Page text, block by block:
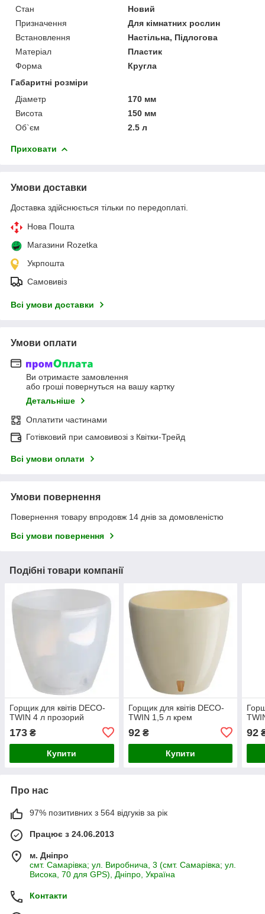
Стан
Новий
Призначення
Для кімнатних рослин
Встановлення
Настільна, Підлогова
Матеріал
Пластик
Форма
Кругла
Габаритні розміри
Діаметр
170 мм
Висота
150 мм
Об`єм
2.5 л
Приховати
Умови доставки
Доставка здійснюється тільки по передоплаті.
Нова Пошта
Магазини Rozetka
Укрпошта
Самовивіз
Всі умови доставки
Умови оплати
Ви отримаєте замовлення
або гроші повернуться на вашу картку
Детальніше
Оплатити частинами
Готівковий при самовивозі з Квітки-Трейд
Всі умови оплати
Умови повернення
Повернення товару впродовж 14 днів за домовленістю
Всі умови повернення
Подібні товари компанії
Горщик для квітів DECO-
TWIN 4 л прозорий
173 ₴
Купити
Горщик для квітів DECO-
TWIN 1,5 л крем
92₴
Купити
92
Про нас
97% позитивних з 564 відгуків за рік
Працює з 24.06.2013
м. Дніпро
смт. Самарівка; ул. Виробнича, 3 (смт. Самарівка; ул.
Висока, 70 для GPS), Дніпро, Україна
Контакти